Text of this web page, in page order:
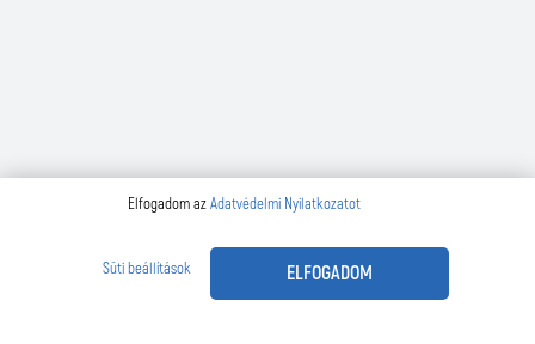
Elfogadom azAdatvédelmi Nyilatkozatot
Süti beállítások ELFOGADOM